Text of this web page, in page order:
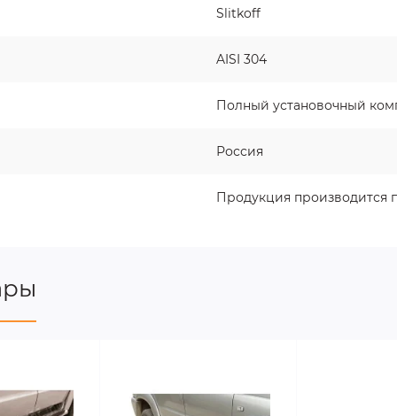
Slitkoff
AISI 304
Полный установочный
Россия
Продукция производится